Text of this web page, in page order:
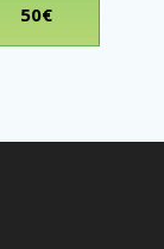
50€